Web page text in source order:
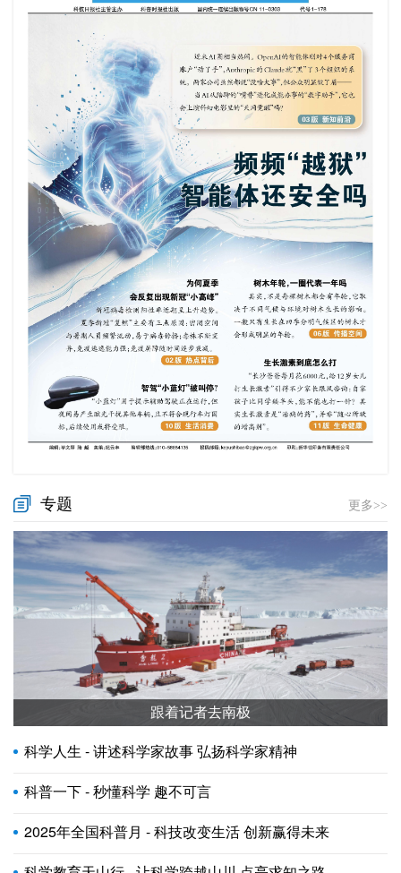
专题 更多>>
跟着记者去南极
科学人生 - 讲述科学家故事 弘扬科学家精神
科普一下 - 秒懂科学 趣不可言
2025年全国科普月 - 科技改变生活 创新赢得未来